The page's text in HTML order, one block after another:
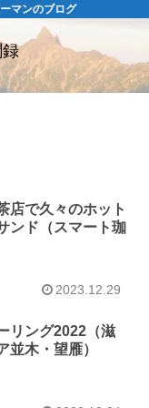
マンのブログ
店で久々のホット
ンド（スマート珈
2023.12.29
リング2022（滋
並木・望雁）